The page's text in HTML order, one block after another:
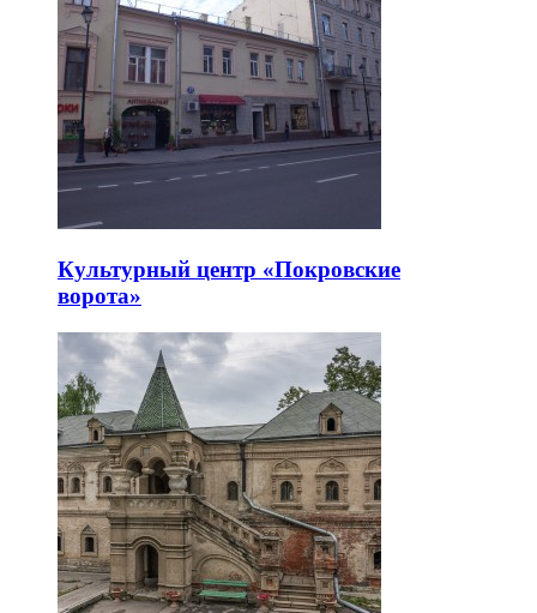
Культурный центр «Покровские
ворота»